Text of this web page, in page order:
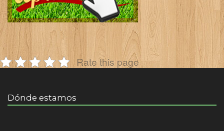
Rate this page
Dónde estamos